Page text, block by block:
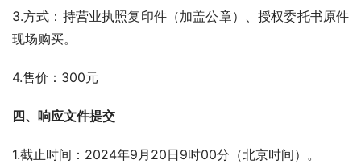
3.方式：持营业执照复印件（加盖公章）、授权委托书原件
现场购买。
4.售价：300元
四、 响应文件提交
1.截止时间：2024年9月20日9时00分（北京时间）。